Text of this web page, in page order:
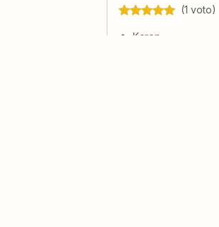
(1 voto)
Karen